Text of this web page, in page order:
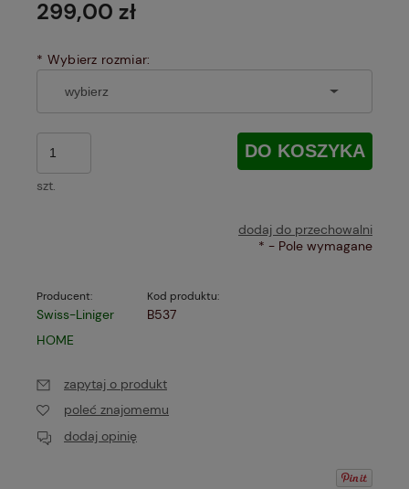
299,00 zł
* Wybierz rozmiar:
szt.
DO KOSZYKA
dodaj do przechowalni
* - Pole wymagane
Producent:
Swiss-Liniger
HOME
Kod produktu:
B537
zapytaj o produkt
poleć znajomemu
dodaj opinię